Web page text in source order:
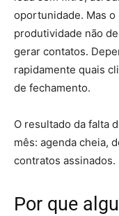
oportunidade. Mas o
produtividade não
gerar contatos.
rapidamente quais
de fechamento.
O resultado da falta
mês: agenda cheia,
contratos assinados.
Por que